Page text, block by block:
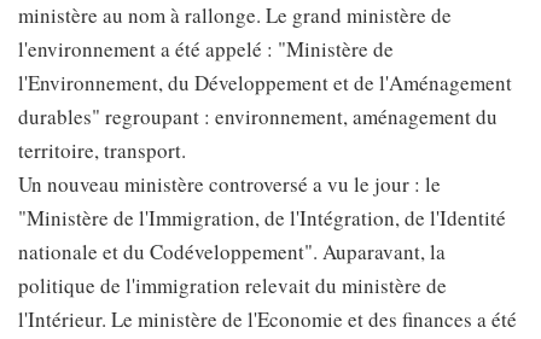
ministère au nom à rallonge. Le grand ministère de
l'environnement a été appelé : "Ministère de
l'Environnement, du Développement et de l'Aménagement
durables" regroupant : environnement, aménagement du
territoire, transport.
Un nouveau ministère controversé a vu le jour : le
"Ministère de l'Immigration, de l'Intégration, de l'Identité
nationale et du Codéveloppement". Auparavant, la
politique de l'immigration relevait du ministère de
l'Intérieur. Le ministère de l'Economie et des finances a été